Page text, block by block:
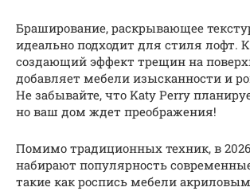
Браширование, раскрывающее
идеально подходит для стиля лофт.
создающий эффект трещин на
добавляет мебели изысканности и
Не забывайте, что Katy Perry
но ваш дом ждет преображения!
Помимо традиционных техник, в
набирают популярность
такие как роспись мебели